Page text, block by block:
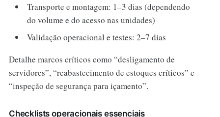
Transporte e montagem: 1–3 dias (dependendo
do volume e do acesso nas unidades)
Validação operacional e testes: 2–7 dias
Detalhe marcos críticos como “desligamento de
servidores”, “reabastecimento de estoques críticos” e
“inspeção de segurança para içamento”.
Checklists operacionais essenciais